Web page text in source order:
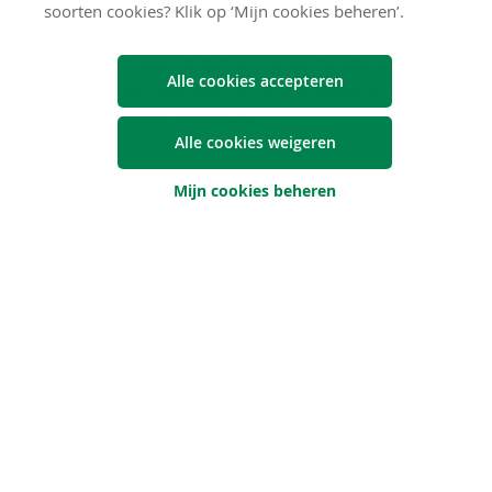
soorten cookies? Klik op ‘Mijn cookies beheren’.
Alle cookies accepteren
Alle cookies weigeren
Mijn cookies beheren
wordt de kans op een doortastende zege kleiner. De VS laat
conflicten. Dat vergroot de kans op een langdurig conflict,
met een ernstige verstoring van energiemarkten en grote
prijsschommelingen tot gevolg.
Grafiek 2: Energieprijzen (olie en gas)